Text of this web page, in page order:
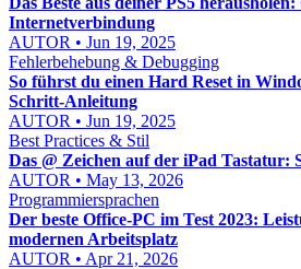
Internetverbindung
AUTOR • Jun 19, 2025
Fehlerbehebung & Debugging
So führst du einen Hard Reset in
Schritt-Anleitung
AUTOR • Jun 19, 2025
Best Practices & Stil
Das @ Zeichen auf der iPad Tastatur:
AUTOR • May 13, 2026
Programmiersprachen
Der beste Office-PC im Test 2023:
modernen Arbeitsplatz
AUTOR • Apr 21, 2026